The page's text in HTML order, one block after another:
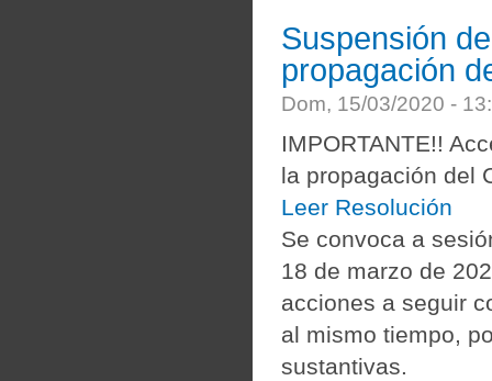
Suspensión
propagación
Dom, 15/03/2020 -
IMPORTANTE!!
la propagación del
Leer Resolución
Se convoca a
18 de marzo de
acciones a seguir
al mismo tiempo,
sustantivas.